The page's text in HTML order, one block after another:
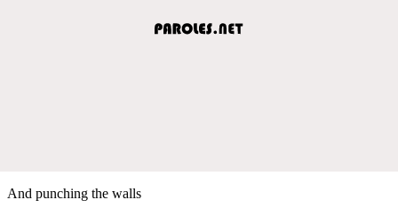
And punching the walls